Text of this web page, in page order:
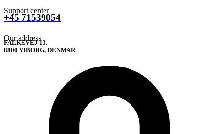
Support center
+45 71539054
Our address
FALKEVEJ 13,
8800 VIBORG, DENMAR